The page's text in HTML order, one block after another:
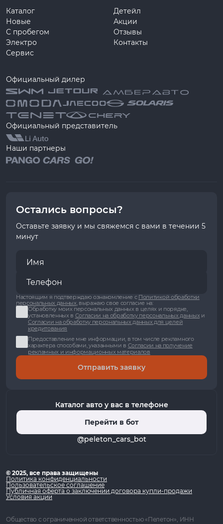
Каталог
Новые
С пробегом
Электро
Сервис
Детейл
Акции
Отзывы
Контакты
Официальный дилер
Официальный представитель
Наши партнеры
Остались вопросы?
Оставьте заявку и мы свяжемся с вами в течении 5
минут
Настоящим я подтверждаю ознакомление с Политикой обработки
персональных данных, выражаю свое согласие на:
Обработку моих персональных данных в целях и порядке,
установленных в Согласии на обработку персональных данныхи
Согласии на обработку персональных данных для целей
кредитования
Предоставление мне информации, в том числе рекламного
характера способами, указанными в Согласии на получение
рекламных и информационных материалов
Отправить заявку
Каталог авто у вас в телефоне
Перейти в бот
@peleton_cars_bot
© 2025, все права защищены
Политика конфиденциальности
Пользовательское соглашение
Публичная оферта о заключении договора купли-продажи
Условия акции
Общество с ограниченной ответственностью «Пелетон», ИНН